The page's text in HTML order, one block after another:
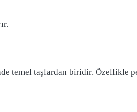
temel taşlardan biridir. Özellikle